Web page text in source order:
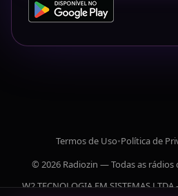
Termos de Uso•Política de
© 2026 Radiozin — Todas as rádios
W2 TECNOLOGIA EM SISTEMAS